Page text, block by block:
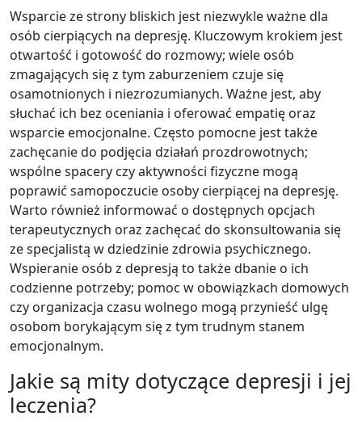
Wsparcie ze strony bliskich jest niezwykle ważne dla
osób cierpiących na depresję. Kluczowym krokiem jest
otwartość i gotowość do rozmowy; wiele osób
zmagających się z tym zaburzeniem czuje się
osamotnionych i niezrozumianych. Ważne jest, aby
słuchać ich bez oceniania i oferować empatię oraz
wsparcie emocjonalne. Często pomocne jest także
zachęcanie do podjęcia działań prozdrowotnych;
wspólne spacery czy aktywności fizyczne mogą
poprawić samopoczucie osoby cierpiącej na depresję.
Warto również informować o dostępnych opcjach
terapeutycznych oraz zachęcać do skonsultowania się
ze specjalistą w dziedzinie zdrowia psychicznego.
Wspieranie osób z depresją to także dbanie o ich
codzienne potrzeby; pomoc w obowiązkach domowych
czy organizacja czasu wolnego mogą przynieść ulgę
osobom borykającym się z tym trudnym stanem
emocjonalnym.
Jakie są mity dotyczące depresji i jej
leczenia?